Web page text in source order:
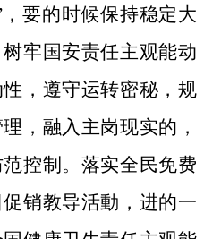
要的时候保持稳定大
牢国安责任主观能动
，遵守运转密秘，规
，融入主岗现实的，
控制。落实全民免费
销教导活動，进的一